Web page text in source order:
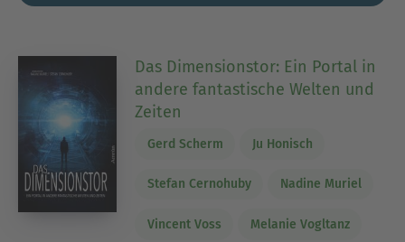
Das Dimensionstor: Ein Portal in
andere fantastische Welten und
Zeiten
Gerd Scherm Ju Honisch
Stefan Cernohuby Nadine Muriel
Vincent Voss Melanie Vogltanz